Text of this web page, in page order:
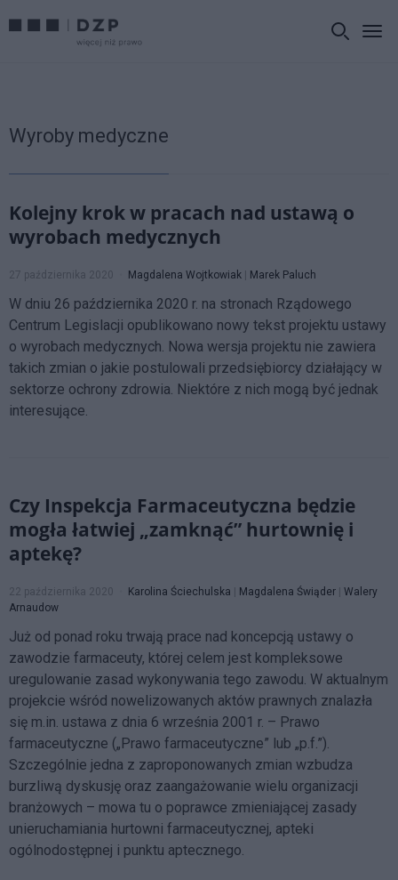
Wyroby medyczne
Kolejny krok w pracach nad ustawą o
wyrobach medycznych
27 października 2020 Magdalena Wojtkowiak Marek Paluch
W dniu 26 października 2020 r. na stronach Rządowego
Centrum Legislacji opublikowano nowy tekst projektu ustawy
o wyrobach medycznych. Nowa wersja projektu nie zawiera
takich zmian o jakie postulowali przedsiębiorcy działający w
sektorze ochrony zdrowia. Niektóre z nich mogą być jednak
interesujące.
Czy Inspekcja Farmaceutyczna będzie
mogła łatwiej „zamknąć” hurtownię i
aptekę?
22 października 2020 Karolina Ściechulska Magdalena Świąder
Walery
Arnaudow
Już od ponad roku trwają prace nad koncepcją ustawy o
zawodzie farmaceuty, której celem jest kompleksowe
uregulowanie zasad wykonywania tego zawodu. W aktualnym
projekcie wśród nowelizowanych aktów prawnych znalazła
się m.in. ustawa z dnia 6 września 2001 r. – Prawo
farmaceutyczne („Prawo farmaceutyczne” lub „p.f.”).
Szczególnie jedna z zaproponowanych zmian wzbudza
burzliwą dyskusję oraz zaangażowanie wielu organizacji
branżowych – mowa tu o poprawce zmieniającej zasady
unieruchamiania hurtowni farmaceutycznej, apteki
ogólnodostępnej i punktu aptecznego.